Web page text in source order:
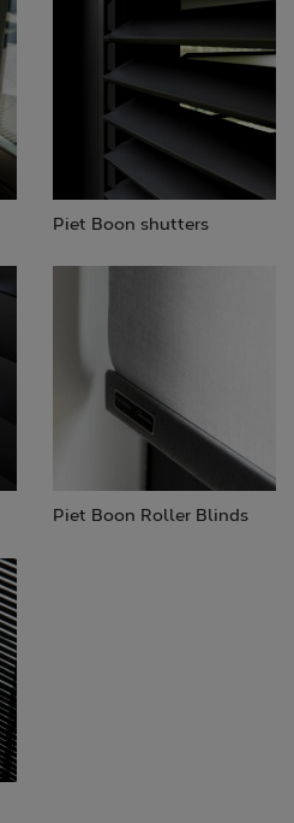
Piet Boon shutters
Piet Boon Roller Blinds